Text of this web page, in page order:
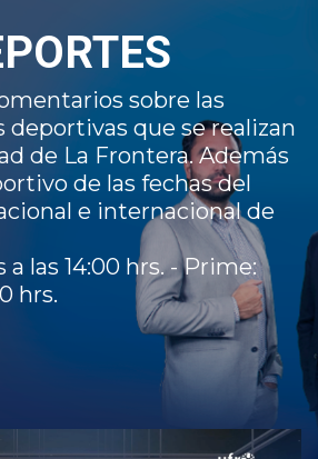
sobre las
que se realizan
de La Frontera. Además
de las fechas del
e internacional de
a las 14:00 hrs. - Prime:
hrs.